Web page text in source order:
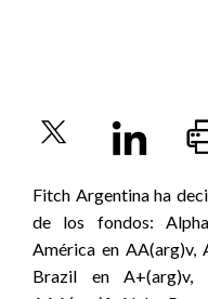
Fitch Argentina ha
de los fondos:
América en AA(arg)v,
Brazil en A+(arg)v,